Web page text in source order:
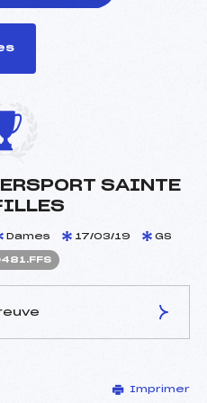
SAINTE
Dames 17/03/19 GS
GRUMEAU FRANCK (SA)
Imprimer